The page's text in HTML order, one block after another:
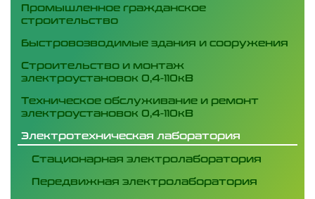
Промышленное гражданское
строительство
Быстровозводимые здания и сооружения
Строительство и монтаж
электроустановок 0,4-110кВ
Техническое обслуживание и ремонт
электроустановок 0,4-110кВ
Электротехническая лаборатория
Стационарная электролаборатория
Передвижная электролаборатория